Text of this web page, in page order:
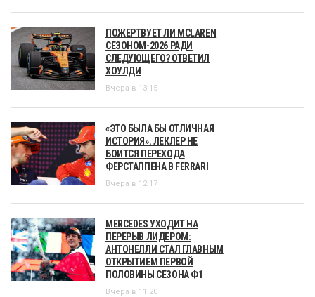
ПОЖЕРТВУЕТ ЛИ MCLAREN
СЕЗОНОМ-2026 РАДИ
СЛЕДУЮЩЕГО? ОТВЕТИЛ
ХОУЛДИ
Вчера в 13:15
«ЭТО БЫЛА БЫ ОТЛИЧНАЯ
ИСТОРИЯ». ЛЕКЛЕР НЕ
БОИТСЯ ПЕРЕХОДА
ФЕРСТАППЕНА В FERRARI
Вчера в 12:17
MERCEDES УХОДИТ НА
ПЕРЕРЫВ ЛИДЕРОМ:
АНТОНЕЛЛИ СТАЛ ГЛАВНЫМ
ОТКРЫТИЕМ ПЕРВОЙ
ПОЛОВИНЫ СЕЗОНА Ф1
Вчера в 11:20